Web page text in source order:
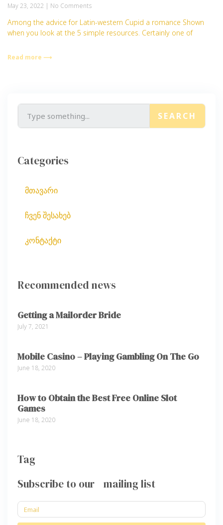
May 23, 2022 No Comments
Among the advice for Latin-western Cupid a romance Shown
when you look at the 5 simple resources. Certainly one of
Read more ⟶
SEARCH
Categories
მთავარი
ჩვენ შესახებ
კონტაქტი
Recommended news
Getting a Mailorder Bride
July 7, 2021
Mobile Casino – Playing Gambling On The Go
June 18, 2020
How to Obtain the Best Free Online Slot
Games
June 18, 2020
Tag
Subscribe to our mailing list